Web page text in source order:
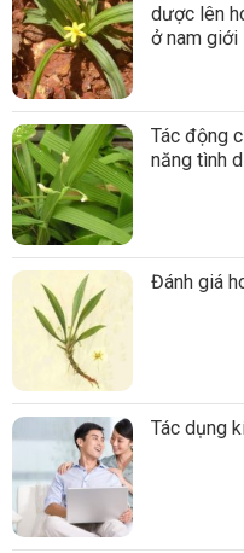
dược lên
ở nam giới
Tác động
năng tình
Đánh giá
Tác dụng